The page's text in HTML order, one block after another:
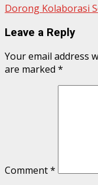
Dorong Kolaborasi
Leave a Reply
Your email address
are marked *
Comment*